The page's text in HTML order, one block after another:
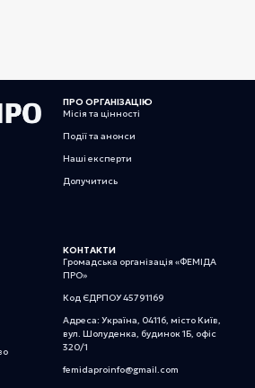
ПРО ОРГАНІЗАЦІЮ
Місія та цінності
Події та анонси
Наші експерти
Долучитись
КОНТАКТИ
Громадська організація «ФЕМІДА
ПРО»
Код ЄДРПОУ 45791169
Адреса: Україна, 04116, місто Київ,
вул. Шолуденка, будинок 1Б, офіс
320/1
femidaproinfo@gmail.com